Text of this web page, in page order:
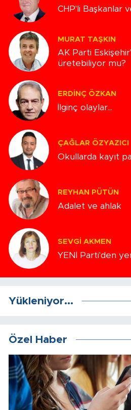
CHP'li Başkanlar
MURAT TAŞKIN
AK Parti
üretebiliyor mu?
ERDINÇ ÖZKAN
İlginç olaylar...
ÇAĞLAR ÖZYAZICI
Okullarda kayıt
REYHAN PÜTÜN
Adalet ve ahlak
SEVGI AKMEN
YENİ Parti'den
Yükleniyor...
Özel Haber